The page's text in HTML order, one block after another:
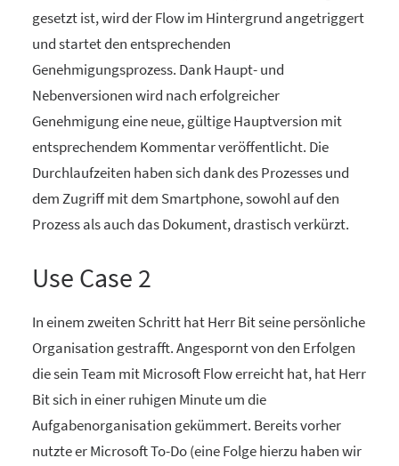
gesetzt ist, wird der Flow im Hintergrund angetriggert
und startet den entsprechenden
Genehmigungsprozess. Dank Haupt- und
Nebenversionen wird nach erfolgreicher
Genehmigung eine neue, gültige Hauptversion mit
entsprechendem Kommentar veröffentlicht. Die
Durchlaufzeiten haben sich dank des Prozesses und
dem Zugriff mit dem Smartphone, sowohl auf den
Prozess als auch das Dokument, drastisch verkürzt.
Use Case 2
In einem zweiten Schritt hat Herr Bit seine persönliche
Organisation gestrafft. Angespornt von den Erfolgen
die sein Team mit Microsoft Flow erreicht hat, hat Herr
Bit sich in einer ruhigen Minute um die
Aufgabenorganisation gekümmert. Bereits vorher
nutzte er Microsoft To-Do (eine Folge hierzu haben wir